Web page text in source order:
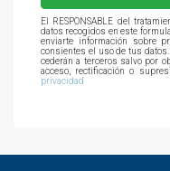
El RESPONSABLE del
datos recogidos en este
enviarte información sobre
consientes el uso de tus
cederán a terceros salvo por
acceso, rectificación o
privacidad